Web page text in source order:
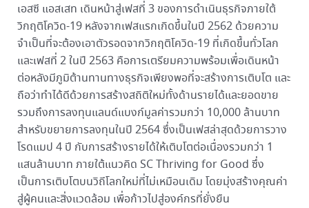
เอสซี แอสเสท เดินหน้าสู่เฟสที่ 3 ของการดำเนินธุรกิจภายใต้
วิกฤติโควิด-19 หลังจากเฟสแรกเกิดขึ้นในปี 2562 ด้วยความ
จำเป็นที่จะต้องเอาตัวรอดจากวิกฤติโควิด-19 ที่เกิดขึ้นทั่วโลก
และเฟสที่ 2 ในปี 2563 คือการเตรียมความพร้อมเพื่อเดินหน้า
ต่อหลังมีภูมิต้านทานทางธุรกิจเพียงพอที่จะสร้างการเติบโต และ
ถือว่าทำได้ดีด้วยการสร้างสถิติใหม่ทั้งด้านรายได้และยอดขาย
รวมถึงการลงทุนแลนด์แบงก์มูลค่ารวมกว่า 10,000 ล้านบาท
สำหรับขยายการลงทุนในปี 2564 ซึ่งเป็นเฟสล่าสุดด้วยการวาง
โรดแมป 4 ปี กับการสร้างรายได้ให้เติบโตต่อเนื่องรวมกว่า 1
แสนล้านบาท ภายใต้แนวคิด SC Thriving for Good ซึ่ง
เป็นการเติบโตบนวิถีโลกใหม่ที่ไม่เหมือนเดิม โดยมุ่งสร้างคุณค่า
สู่ผู้คนและสิ่งแวดล้อม เพื่อก้าวไปสู่องค์กรที่ยั่งยืน